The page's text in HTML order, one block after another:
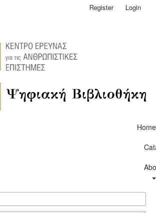
Home
Register Login